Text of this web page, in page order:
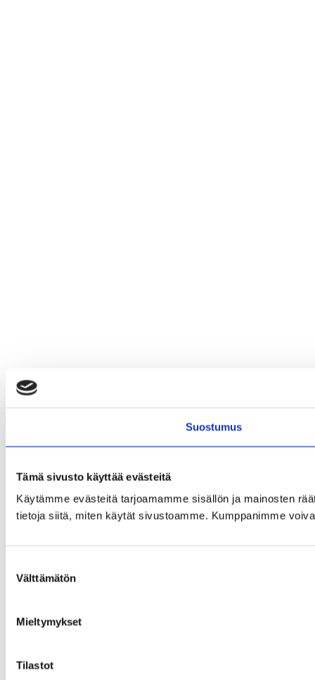
Suostumus
Tämä sivusto käyttää evästeitä
Käytämme evästeitä tarjoamamme sisällön ja mainosten
tietoja siitä, miten käytät sivustoamme. Kumppanimme
valinta
Välttämätön
Mieltymykset
Tilastot